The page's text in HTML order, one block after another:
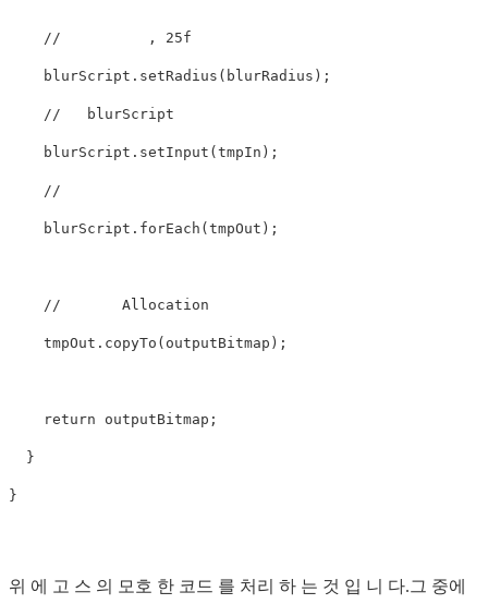
    //          , 25f
    blurScript.setRadius(blurRadius);
    //   blurScript
    blurScript.setInput(tmpIn);
    //
    blurScript.forEach(tmpOut);
    //       Allocation
    tmpOut.copyTo(outputBitmap);
    return outputBitmap;
  }
}
위 에 고 스 의 모호 한 코드 를 처리 하 는 것 입 니 다.그 중에